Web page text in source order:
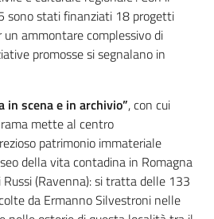
sono stati finanziati 18 progetti
ammontare complessivo di
promosse si segnalano in
in scena e in archivio”, con cui
mette al centro
patrimonio immateriale
della vita contadina in Romagna
Russi (Ravenna): si tratta delle 133
da Ermanno Silvestroni nelle